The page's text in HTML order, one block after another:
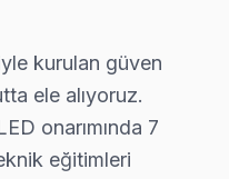
Bakım Sözleşmesi –
sorunsuz çalışması
kurulan güven
ele alıyoruz.
onarımında 7
eğitimleri